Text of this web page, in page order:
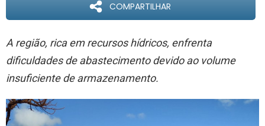
COMPARTILHAR
A região, rica em recursos hídricos, enfrenta
dificuldades de abastecimento devido ao volume
insuficiente de armazenamento.